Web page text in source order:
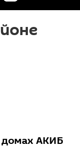
домах АКИБ